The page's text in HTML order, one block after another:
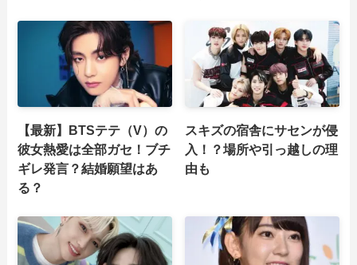
【最新】BTSテテ（V）の
彼女熱愛は全部ガセ！ブチ
ギレ発言？結婚願望はあ
る？
スキズの宿舎にサセンが侵
入！？場所や引っ越しの理
由も